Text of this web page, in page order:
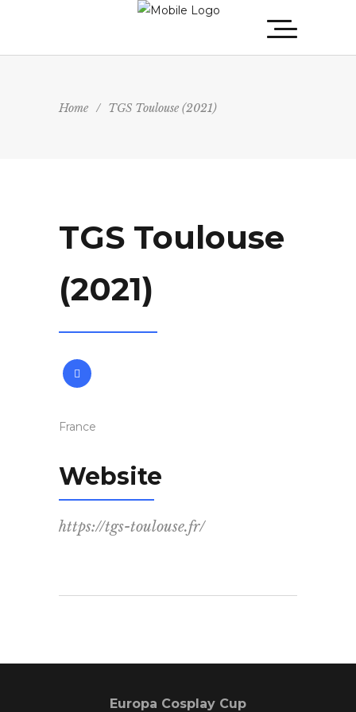
Home / TGS Toulouse (2021)
TGS Toulouse
(2021)
France
Website
https://tgs-toulouse.fr/
Europa Cosplay Cup